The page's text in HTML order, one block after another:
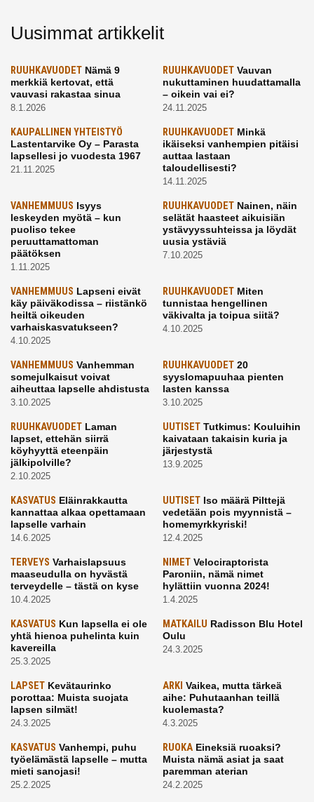
Uusimmat artikkelit
RUUHKAVUODET Nämä 9
merkkiä kertovat, että
vauvasi rakastaa sinua
8.1.2026
RUUHKAVUODETVauvan
nukuttaminen huudattamalla
– oikein vai ei?
24.11.2025
KAUPALLINEN YHTEISTYÖ
Lastentarvike Oy – Parasta
lapsellesi jo vuodesta 1967
21.11.2025
RUUHKAVUODETMinkä
ikäiseksi vanhempien pitäisi
auttaa lastaan
taloudellisesti?
14.11.2025
VANHEMMUUS Isyys
leskeyden myötä – kun
puoliso tekee
peruuttamattoman
päätöksen
1.11.2025
RUUHKAVUODETNainen, näin
selätät haasteet aikuisiän
ystävyyssuhteissa ja löydät
uusia ystäviä
7.10.2025
VANHEMMUUS Lapseni eivät
käy päiväkodissa – riistänkö
heiltä oikeuden
varhaiskasvatukseen?
4.10.2025
RUUHKAVUODETMiten
tunnistaa hengellinen
väkivalta ja toipua siitä?
4.10.2025
VANHEMMUUS Vanhemman
somejulkaisut voivat
aiheuttaa lapselle ahdistusta
3.10.2025
RUUHKAVUODET20
syyslomapuuhaa pienten
lasten kanssa
3.10.2025
RUUHKAVUODET Laman
lapset, ettehän siirrä
köyhyyttä eteenpäin
jälkipolville?
2.10.2025
UUTISETTutkimus: Kouluihin
kaivataan takaisin kuria ja
järjestystä
13.9.2025
KASVATUS Eläinrakkautta
kannattaa alkaa opettamaan
lapselle varhain
14.6.2025
UUTISETIso määrä Pilttejä
vedetään pois myynnistä –
homemyrkkyriski!
12.4.2025
TERVEYS Varhaislapsuus
maaseudulla on hyvästä
terveydelle – tästä on kyse
10.4.2025
NIMETVelociraptorista
Paroniin, nämä nimet
hylättiin vuonna 2024!
1.4.2025
KASVATUS Kun lapsella ei ole
yhtä hienoa puhelinta kuin
kavereilla
25.3.2025
MATKAILU Radisson Blu Hotel
Oulu
24.3.2025
LAPSET Kevätaurinko
porottaa: Muista suojata
lapsen silmät!
24.3.2025
ARKI Vaikea, mutta tärkeä
aihe: Puhutaanhan teillä
kuolemasta?
4.3.2025
KASVATUS Vanhempi, puhu
työelämästä lapselle – mutta
mieti sanojasi!
25.2.2025
RUOKAEineksiä ruoaksi?
Muista nämä asiat ja saat
paremman aterian
24.2.2025